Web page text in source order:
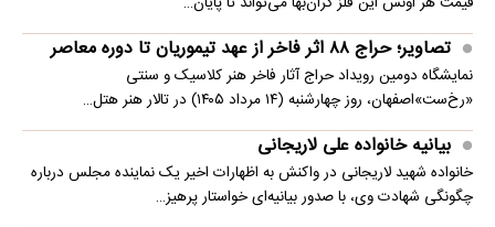
تصاویر؛ حراج ۸۸ اثر فاخر از عهد تیموریان تا دوره معاصر
نمایشگاه دومین رویداد حراج آثار فاخر هنر کلاسیک و سنتی
«رخ‌ست»اصفهان، روز چهارشنبه (۱۴ مرداد ۱۴۰۵) در تالار هنر هتل…
بیانیه خانواده علی لاریجانی
خانواده شهید لاریجانی در واکنش به اظهارات اخیر یک نماینده مجلس درباره
چگونگی شهادت وی، با صدور بیانیه‌ای خواستار پرهیز…